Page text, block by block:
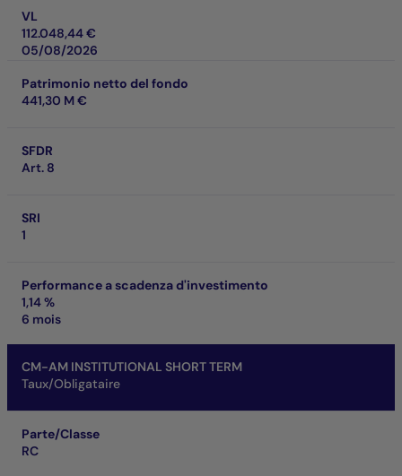
VL
112.048,44 €
05/08/2026
Patrimonio netto del fondo
441,30 M €
SFDR
Art. 8
SRI
1
Performance a scadenza d'investimento
1,14 %
6 mois
CM-AM INSTITUTIONAL SHORT TERM
Taux/Obligataire
Parte/Classe
RC